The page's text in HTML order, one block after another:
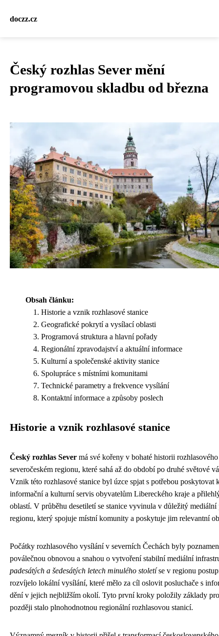
doczz.cz
Český rozhlas Sever mění
programovou skladbu od března
Obsah článku:
Historie a vznik rozhlasové stanice
Geografické pokrytí a vysílací oblasti
Programová struktura a hlavní pořady
Regionální zpravodajství a aktuální informace
Kulturní a společenské aktivity stanice
Spolupráce s místními komunitami
Technické parametry a frekvence vysílání
Kontaktní informace a způsoby poslech
Historie a vznik rozhlasové stanice
Český rozhlas Sever má své kořeny v bohaté historii
severočeském regionu, které sahá až do období po druhé světové
Vznik této rozhlasové stanice byl úzce spjat s potřebou poskytovat
informační a kulturní servis obyvatelům Libereckého kraje a
oblastí. V průběhu desetiletí se stanice vyvinula v důležitý
regionu, který spojuje místní komunity a poskytuje jim relevantní
Počátky rozhlasového vysílání v severních Čechách byly
poválečnou obnovou a snahou o vytvoření stabilní mediální
padesátých a šedesátých letech minulého stoletíse v regionu
rozvíjelo lokální vysílání, které mělo za cíl oslovit posluchače s
dění v jejich nejbližším okolí. Tyto první kroky položily základy
později stalo plnohodnotnou regionální rozhlasovou stanicí.